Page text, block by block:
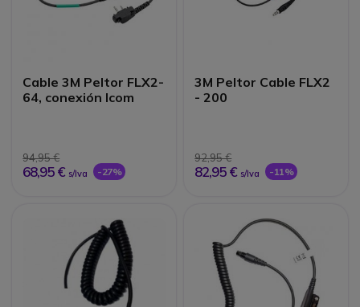
Cable 3M Peltor FLX2-
64, conexión Icom
94,95 €
68,95 € s/Iva -27%
3M Peltor Cable FLX2
- 200
92,95 €
82,95 € s/Iva -11%